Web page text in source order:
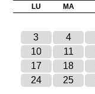
LU MA
3
4
10
11
17
18
24
25